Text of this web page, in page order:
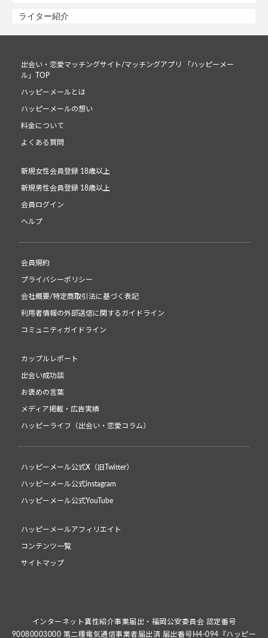
ライター紹介
出会い・恋愛マッチングサイト/マッチングアプリ 「ハッピーメー
ル」TOP
ハッピーメールとは
ハッピーメールの想い
料金について
よくある質問
新規女性会員登録 18歳以上
新規男性会員登録 18歳以上
会員ログイン
ヘルプ
会員規約
プライバシーポリシー
会社概要/特定商取引法に基づく表記
利用者情報の外部送信に関するガイドライン
コミュニティガイドライン
カップルレポート
出会い成功談
お褒めの言葉
メディア掲載・広告実績
ハッピーライフ（出会い・恋愛コラム）
ハッピーメール公式X（旧Twitter）
ハッピーメール公式instagram
ハッピーメール公式YouTube
ハッピーメールアフィリエイト
コンテンツ一覧
サイトマップ
インターネット異性紹介事業届出・福岡公安委員会 認定番号
90080003000 第二種電気通信事業者届出済 届出番号H4-094『ハッピー